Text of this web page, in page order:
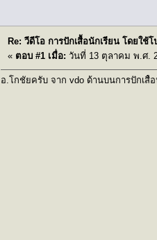
Re: วีดีโอ การปักเสื้อนักเรียน โดยใช้
« ตอบ #1 เมื่อ: วันที่ 13 ตุลาคม พ.ศ.
อ.โกชัยครับ จาก vdo ด้านบนการปักเ